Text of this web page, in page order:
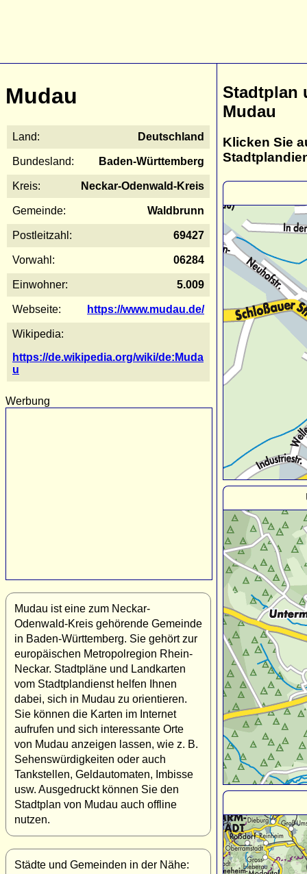
Mudau
Land: Deutschland
Bundesland: Baden-Württemberg
Kreis: Neckar-Odenwald-Kreis
Gemeinde: Waldbrunn
Postleitzahl: 69427
Vorwahl: 06284
Einwohner: 5.009
Webseite: https://www.mudau.de/
Wikipedia:
https://de.wikipedia.org/wiki/de:Muda
u
Werbung
Mudau ist eine zum Neckar-
Odenwald-Kreis gehörende Gemeinde
in Baden-Württemberg. Sie gehört zur
europäischen Metropolregion Rhein-
Neckar. Stadtpläne und Landkarten
vom Stadtplandienst helfen Ihnen
dabei, sich in Mudau zu orientieren.
Sie können die Karten im Internet
aufrufen und sich interessante Orte
von Mudau anzeigen lassen, wie z. B.
Sehenswürdigkeiten oder auch
Tankstellen, Geldautomaten, Imbisse
usw. Ausgedruckt können Sie den
Stadtplan von Mudau auch offline
nutzen.
Städte und Gemeinden in der Nähe:
Stadtplan
Mudau
Klicken Sie